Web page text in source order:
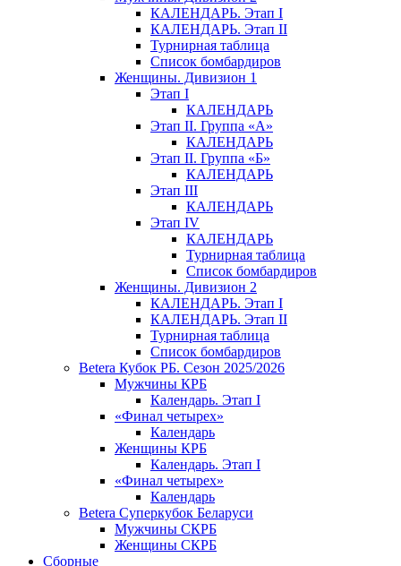
КАЛЕНДАРЬ. Этап I
КАЛЕНДАРЬ. Этап II
Турнирная таблица
Список бомбардиров
Женщины. Дивизион 1
Этап I
КАЛЕНДАРЬ
Этап II. Группа «А»
КАЛЕНДАРЬ
Этап II. Группа «Б»
КАЛЕНДАРЬ
Этап III
КАЛЕНДАРЬ
Этап IV
КАЛЕНДАРЬ
Турнирная таблица
Список бомбардиров
Женщины. Дивизион 2
КАЛЕНДАРЬ. Этап I
КАЛЕНДАРЬ. Этап II
Турнирная таблица
Список бомбардиров
Betera Кубок РБ. Сезон 2025/2026
Мужчины КРБ
Календарь. Этап I
«Финал четырех»
Календарь
Женщины КРБ
Календарь. Этап I
«Финал четырех»
Календарь
Betera Суперкубок Беларуси
Мужчины СКРБ
Женщины СКРБ
Сборные